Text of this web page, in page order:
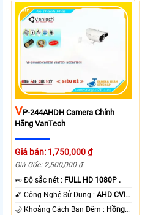
VP-244AHDH Camera Chính
Hãng VanTech
Giá bán: 1,750,000 ₫
Giá Gốc: 2,500,000 ₫
️👀 Độ sắc nét : FULL HD 1080P .
🌠 Công Nghệ Sử Dụng :AHD CVI
TVI BCS.
🌙 Khoảng Cách Ban Đêm : Hồng